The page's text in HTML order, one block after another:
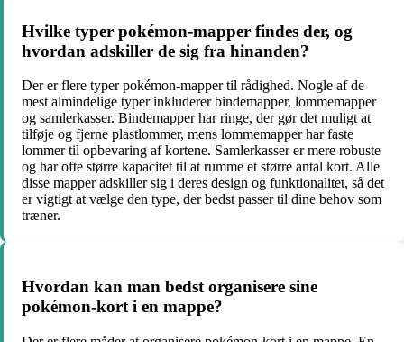
Hvilke typer pokémon-mapper findes der, og
hvordan adskiller de sig fra hinanden?
Der er flere typer pokémon-mapper til rådighed. Nogle af de
mest almindelige typer inkluderer bindemapper, lommemapper
og samlerkasser. Bindemapper har ringe, der gør det muligt at
tilføje og fjerne plastlommer, mens lommemapper har faste
lommer til opbevaring af kortene. Samlerkasser er mere robuste
og har ofte større kapacitet til at rumme et større antal kort. Alle
disse mapper adskiller sig i deres design og funktionalitet, så det
er vigtigt at vælge den type, der bedst passer til dine behov som
træner.
Hvordan kan man bedst organisere sine
pokémon-kort i en mappe?